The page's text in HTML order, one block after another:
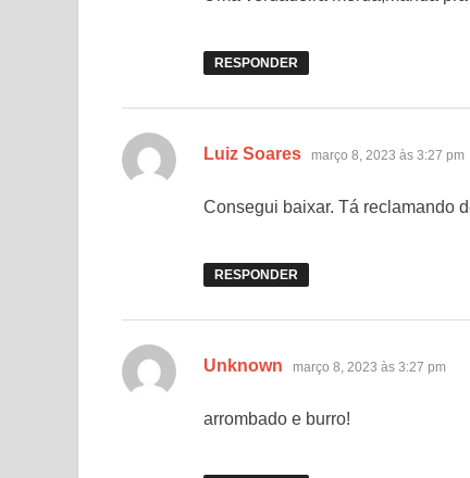
RESPONDER
Luiz Soares disse:
março 8, 2023 às 3:27 pm
Consegui baixar. Tá reclamando
RESPONDER
Unknown disse:
março 8, 2023 às 3:27 pm
arrombado e burro!